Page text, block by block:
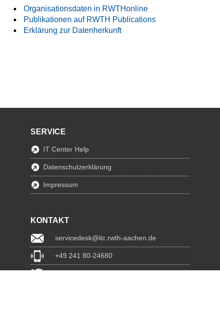
Organisationsdaten in RWTHonline
Publikationen auf RWTH Publications
Erklärung zur Datenherkunft
SERVICE
IT Center Help
Datenschutzerklärung
Impressum
KONTAKT
servicedesk@itc.rwth-aachen.de
+49 241 80-24680